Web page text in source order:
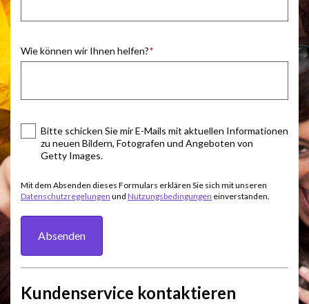
Wie können wir Ihnen helfen?
Bitte schicken Sie mir E-Mails mit aktuellen Informationen
zu neuen Bildern, Fotografen und Angeboten von
Getty Images.
Mit dem Absenden dieses Formulars erklären Sie sich mit unseren
Datenschutzregelungen und Nutzungsbedingungen einverstanden.
Absenden
Kundenservice kontaktieren